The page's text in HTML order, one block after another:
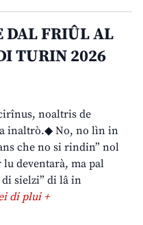
DAL FRIÛL AL
TURIN 2026
noaltris de
inaltrò.◆ No, no lìn in
che no si rindin” nol
lu deventarà, ma pal
sielzi” di lâ in
di plui +